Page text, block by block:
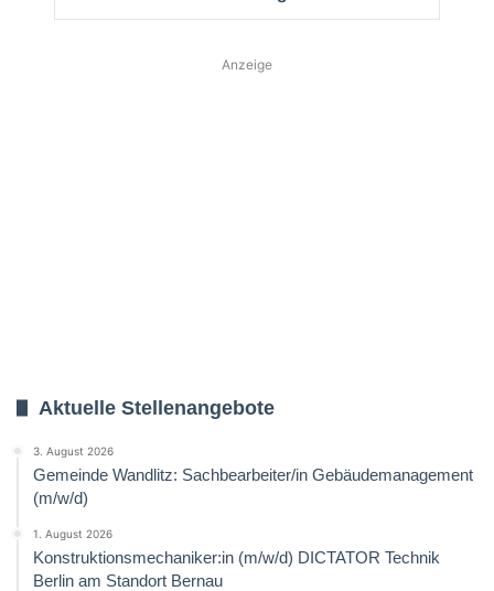
Anzeige
Aktuelle Stellenangebote
3. August 2026
Gemeinde Wandlitz: Sachbearbeiter/in Gebäudemanagement
(m/w/d)
1. August 2026
Konstruktionsmechaniker:in (m/w/d) DICTATOR Technik
Berlin am Standort Bernau